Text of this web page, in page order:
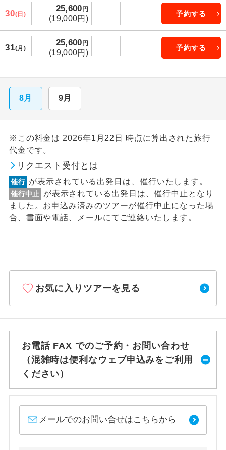
30(日)
25,600 円
(19,000円)
予約する
31(月)
25,600 円
(19,000円)
予約する
8月 9月
※この料金は 2026年1月22日 時点に算出された旅行
代金です。
リクエスト受付とは
催行 が表示されている出発日は、催行いたします。
催行中止
が表示されている出発日は、催行中止となり
ました。お申込み済みのツアーが催行中止になった場
合、書面や電話、メールにてご連絡いたします。
お気に入りツアーを見る
お電話 FAX でのご予約・お問い合わせ
（混雑時は便利なウェブ申込みをご利用
ください）
メールでのお問い合せはこちらから